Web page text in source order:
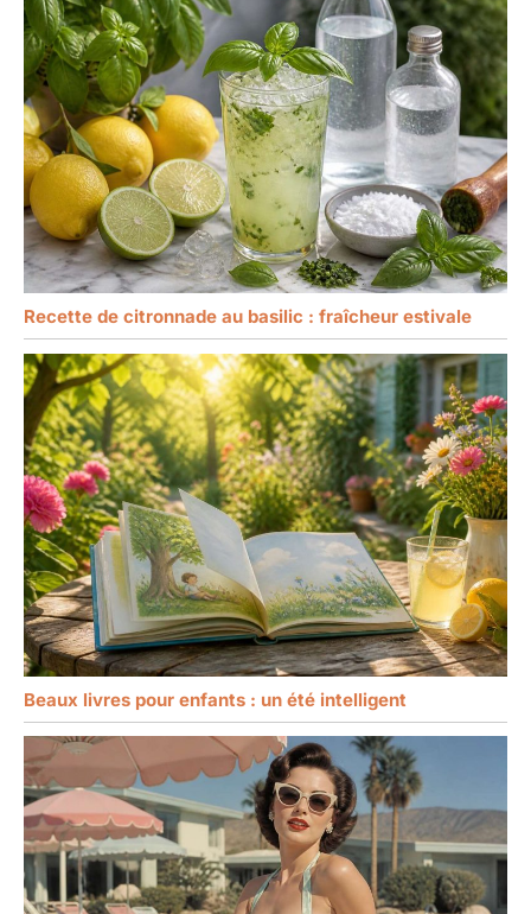
Recette de citronnade au basilic : fraîcheur estivale
Beaux livres pour enfants : un été intelligent